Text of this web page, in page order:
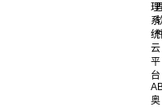
理
系
统
云
平
台
奥